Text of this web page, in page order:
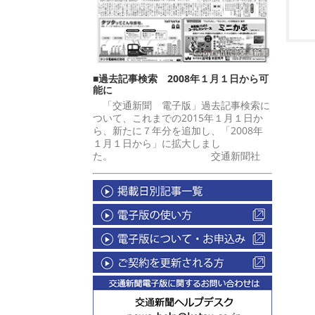
■過去記事検索 2008年１月１日から可
能に
「交通新聞 電子版」過去記事検索に
ついて、これまでの2015年１月１日か
ら、新たに７年分を追加し、「2008年
１月１日から」に拡大しまし
た。 交通新聞社